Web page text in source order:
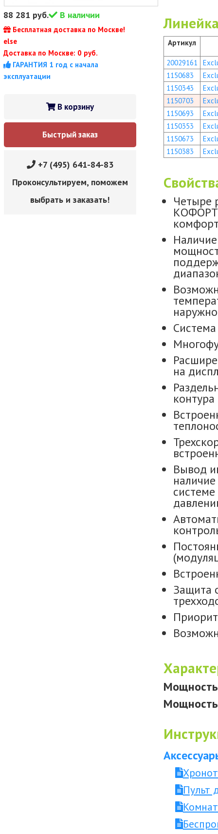
88 281 руб. В наличии
Бесплатная доставка по Москве!
else
Доставка по Москве: 0 руб.
ГАРАНТИЯ 1 год с начала
эксплуатации
В корзину
Быстрый заказ
+7 (495) 641-84-83
Проконсультируем, поможем
выбрать и заказать!
Артикул
20029161
1150683
1150343
1150703
1150693
1150353
1150673
1150383
на
Вывод
Защита
Мощность
Мощность
Пульт